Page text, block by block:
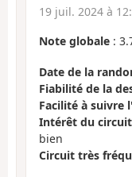
19 juil. 2024 à
Note globale :
Date de la
Fiabilité de la
Facilité à suivre
Intérêt du
bien
Circuit très